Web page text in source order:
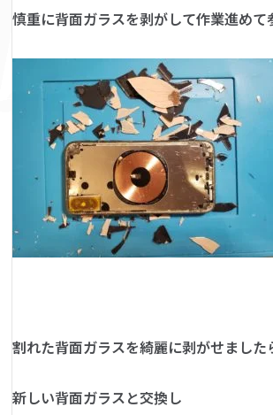
慎重に背面ガラスを剥がして作業進め
割れた背面ガラスを綺麗に剥がせました
新しい背面ガラスと交換し